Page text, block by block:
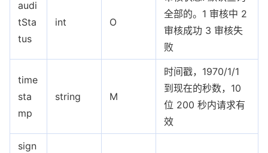
audi
tSta
tus
int O
全部的。1 审核中 2
审核成功 3 审核失
败
time
sta
mp
string M
时间戳，1970/1/1
到现在的秒数，10
位 200 秒内请求有
效
sign